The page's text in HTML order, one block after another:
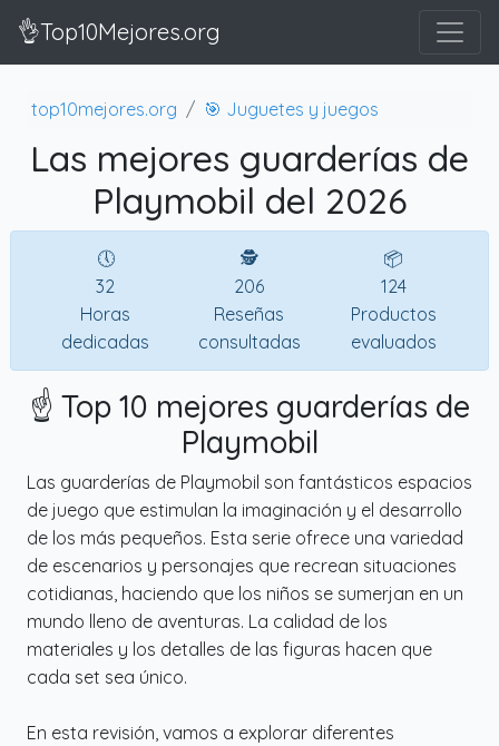
👌Top10Mejores.org
top10mejores.org 🎯 Juguetes y juegos
Las mejores guarderías de
Playmobil del 2026
🕔
32
Horas
dedicadas
🕵
206
Reseñas
consultadas
📦
124
Productos
evaluados
☝️ Top 10 mejores guarderías de
Playmobil
Las guarderías de Playmobil son fantásticos espacios
de juego que estimulan la imaginación y el desarrollo
de los más pequeños. Esta serie ofrece una variedad
de escenarios y personajes que recrean situaciones
cotidianas, haciendo que los niños se sumerjan en un
mundo lleno de aventuras. La calidad de los
materiales y los detalles de las figuras hacen que
cada set sea único.
En esta revisión, vamos a explorar diferentes